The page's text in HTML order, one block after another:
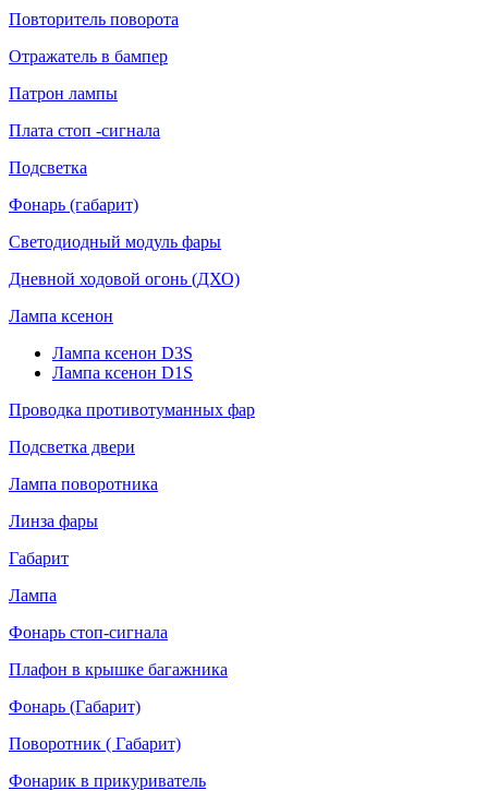
Повторитель поворота
Отражатель в бампер
Патрон лампы
Плата стоп -сигнала
Подсветка
Фонарь (габарит)
Светодиодный модуль фары
Дневной ходовой огонь (ДХО)
Лампа ксенон
Лампа ксенон D3S
Лампа ксенон D1S
Проводка противотуманных фар
Подсветка двери
Лампа поворотника
Линза фары
Габарит
Лампа
Фонарь стоп-сигнала
Плафон в крышке багажника
Фонарь (Габарит)
Поворотник ( Габарит)
Фонарик в прикуриватель